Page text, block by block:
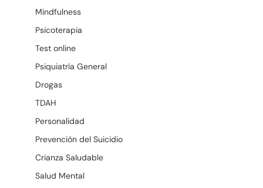
Mindfulness
Psicoterapia
Test online
Psiquiatría General
Drogas
TDAH
Personalidad
Prevención del Suicidio
Crianza Saludable
Salud Mental